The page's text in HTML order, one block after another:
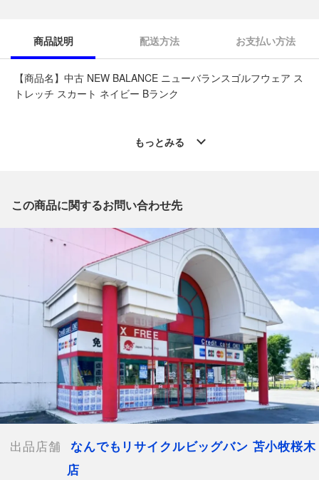
商品説明 配送方法 お支払い方法
【商品名】中古 NEW BALANCE ニューバランスゴルフウェア ス
トレッチ スカート ネイビー Bランク
※「なんでもリサイクルビッグバン 公式オンラインストアの出
電話番号：0144-76-3196
【店舗内商品コード】1012103699349
【メーカー】NEW BALANCE
【対象】レディース
【カラー】ネイビー
【総丈】約38.5cm
【ウエスト】約76.0cm
【付属品】なし
【ランク】Bランク
通常使用による傷や汚れが見受けられる中古品
【規格・仕様】
ウエスト
約78.0cm/総丈
もっとみる
この商品に関するお問い合わせ先
出品店舗
なんでもリサイクルビッグバン 苫小牧桜木
店